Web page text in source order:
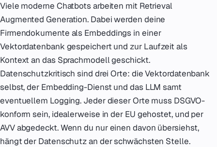
Viele moderne Chatbots arbeiten mit Retrieval
Augmented Generation. Dabei werden deine
Firmendokumente als Embeddings in einer
Vektordatenbank gespeichert und zur Laufzeit als
Kontext an das Sprachmodell geschickt.
Datenschutzkritisch sind drei Orte: die Vektordatenbank
selbst, der Embedding-Dienst und das LLM samt
eventuellem Logging. Jeder dieser Orte muss DSGVO-
konform sein, idealerweise in der EU gehostet, und per
AVV abgedeckt. Wenn du nur einen davon übersiehst,
hängt der Datenschutz an der schwächsten Stelle.